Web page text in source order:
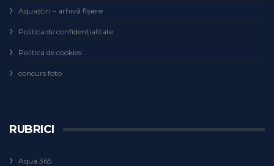
Aquaștiri – arhivă fișiere
Politica de confidențialitate
Politica de cookies
concurs foto
RUBRICI
Aqua 365